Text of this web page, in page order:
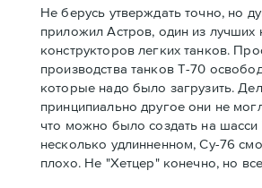
Не берусь утверждать точно, но
приложил Астров, один из лучших
конструкторов легких танков.
производства танков Т-70
которые надо было загрузить.
принципиально другое они не
что можно было создать на шасси
несколько удлинненном, Су-76
плохо. Не "Хетцер" конечно, но